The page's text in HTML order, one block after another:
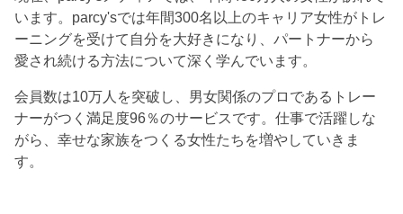
います。parcy'sでは年間300名以上のキャリア女性がトレ
ーニングを受けて自分を大好きになり、パートナーから
愛され続ける方法について深く学んでいます。
会員数は10万人を突破し、男女関係のプロであるトレー
ナーがつく満足度96％のサービスです。仕事で活躍しな
がら、幸せな家族をつくる女性たちを増やしていきま
す。